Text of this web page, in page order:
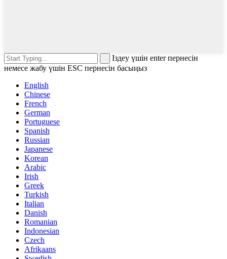
Іздеу үшін enter пернесін
немесе жабу үшін ESC пернесін басыңыз
English
Chinese
French
German
Portuguese
Spanish
Russian
Japanese
Korean
Arabic
Irish
Greek
Turkish
Italian
Danish
Romanian
Indonesian
Czech
Afrikaans